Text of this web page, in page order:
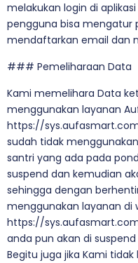
melakukan login di
pengguna bisa mengatur
mendaftarkan email dan
### Pemeliharaan Data
Kami memelihara Data
menggunakan layanan
https://
sudah tidak
santri yang ada pada
suspend dan kemudian
sehingga dengan
menggunakan layanan di
https://
anda pun akan di
Begitu juga jika Kami